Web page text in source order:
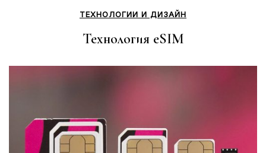
ТЕХНОЛОГИИ И ДИЗАЙН
Технология eSIM